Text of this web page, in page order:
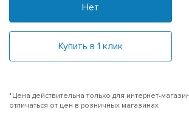
Нет
Купить в 1 клик
*Цена действительна только для интернет-
отличаться от цен в розничных магазинах